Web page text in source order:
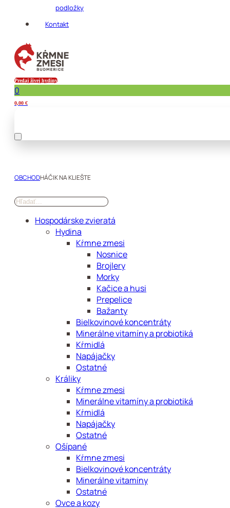
podložky
Kontakt
Predaj živej hydiny
0
0,00 €
OBCHODHÁČIK NA KLIEŠTE
Hospodárske zvieratá
Hydina
Kŕmne zmesi
Nosnice
Brojlery
Morky
Kačice a husi
Prepelice
Bažanty
Bielkovinové koncentráty
Minerálne vitamíny a probiotiká
Kŕmidlá
Napájačky
Ostatné
Králiky
Kŕmne zmesi
Minerálne vitamíny a probiotiká
Kŕmidlá
Napájačky
Ostatné
Ošípané
Kŕmne zmesi
Bielkovinové koncentráty
Minerálne vitamíny
Ostatné
Ovce a kozy